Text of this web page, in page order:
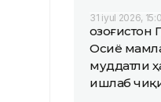
31 iyul 2026,
Осиё
муддатли
ишлаб